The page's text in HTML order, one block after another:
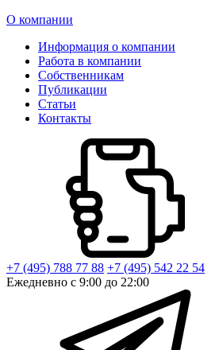
О компании
Информация о компании
Работа в компании
Собственникам
Публикации
Статьи
Контакты
+7 (495) 788 77 88 +7 (495) 542 22 54
Ежедневно с 9:00 до 22:00